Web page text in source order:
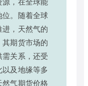
。随着全球
，天然气的
期货市场的
关系，还受
及地缘等多
气期货价格